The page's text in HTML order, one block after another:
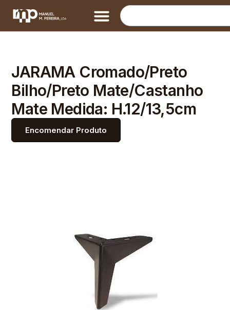
JARAMA Cromado/Preto
Bilho/Preto Mate/Castanho
Mate Medida: H.12/13,5cm
Encomendar Produto